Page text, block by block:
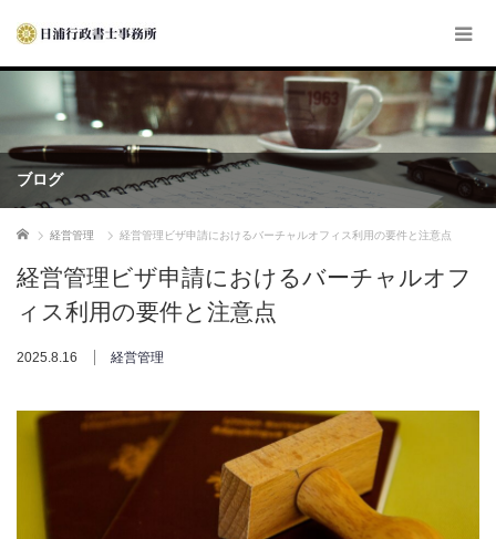
ブログ
ホーム 経営管理 経営管理ビザ申請におけるバーチャルオフィス利用の要件と注意点
経営管理ビザ申請におけるバーチャルオフ
ィス利用の要件と注意点
2025.8.16 経営管理